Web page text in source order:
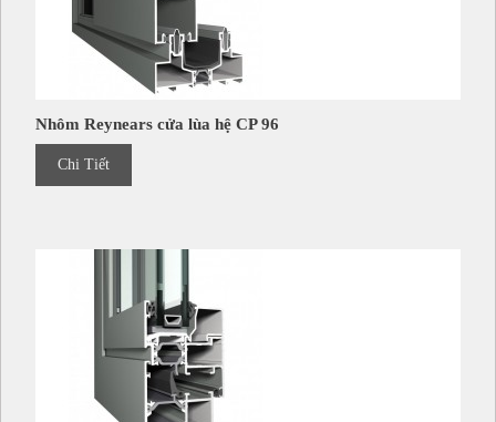
Nhôm Reynears cửa lùa hệ CP 96
Chi Tiết